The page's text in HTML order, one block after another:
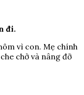
đi.
vì con. Mẹ chính
chở và nâng đỡ